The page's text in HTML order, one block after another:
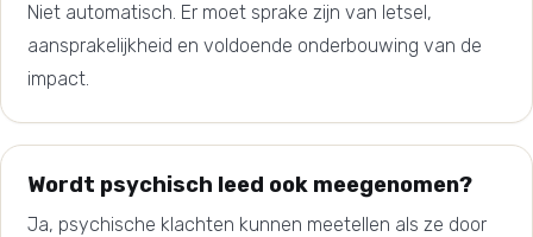
Niet automatisch. Er moet sprake zijn van letsel,
aansprakelijkheid en voldoende onderbouwing van de
impact.
Wordt psychisch leed ook meegenomen?
Ja, psychische klachten kunnen meetellen als ze door